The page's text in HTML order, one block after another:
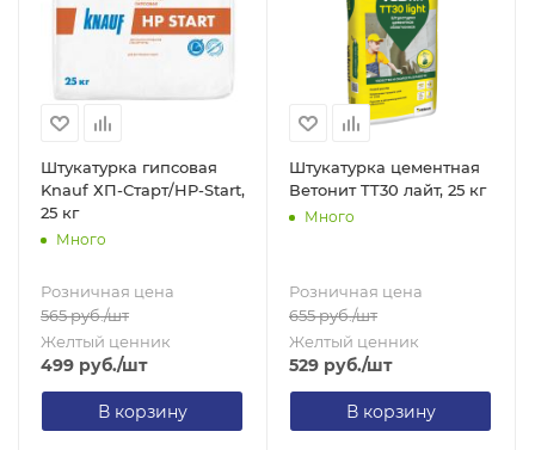
Штукатурка гипсовая
Knauf ХП-Старт/HP-Start,
25 кг
Много
Розничная цена
565руб./шт
Желтый ценник
499 руб./шт
В корзину
Штукатурка цементная
Ветонит TT30 лайт, 25 кг
Много
Розничная цена
655руб./шт
Желтый ценник
529 руб./шт
В корзину